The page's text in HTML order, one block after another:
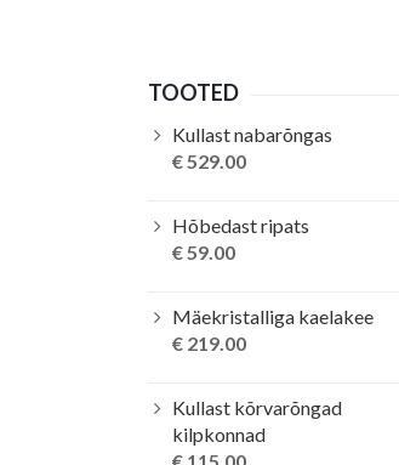
TOOTED
Kullast nabarõngas
€529.00
Hõbedast ripats
€59.00
Mäekristalliga kaelakee
€ 219.00
Kullast kõrvarõngad
kilpkonnad